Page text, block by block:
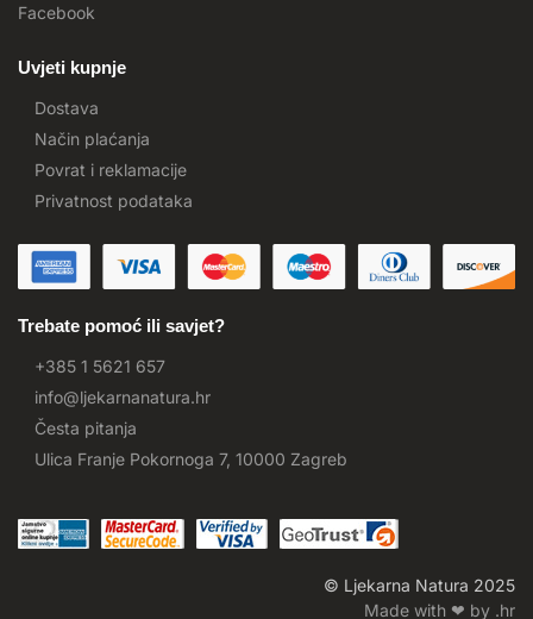
Facebook
Uvjeti kupnje
Dostava
Način plaćanja
Povrat i reklamacije
Privatnost podataka
Trebate pomoć ili savjet?
+385 1 5621 657
info@ljekarnanatura.hr
Česta pitanja
Ulica Franje Pokornoga 7, 10000 Zagreb
© Ljekarna Natura 2025
Made with ❤ by .hr